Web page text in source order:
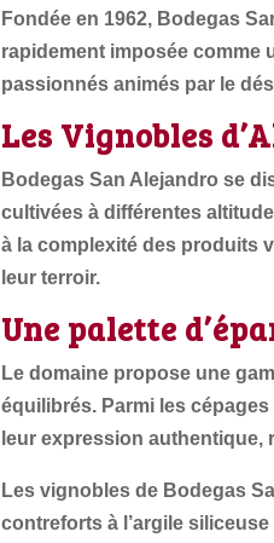
Fondée en 1962, Bodegas
rapidement imposée comme
passionnés animés par le
Les Vignobles
Bodegas San Alejandro se
cultivées à différentes
à la complexité des produits
leur terroir.
Une palette
Le domaine propose une
équilibrés. Parmi les
leur expression authentique,
Les vignobles de Bodegas
contreforts à l’argile